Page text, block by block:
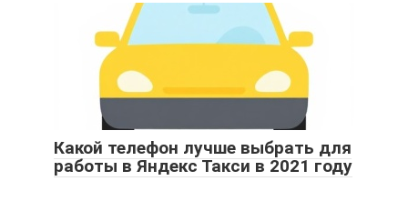
Какой телефон лучше выбрать для
работы в Яндекс Такси в 2021 году